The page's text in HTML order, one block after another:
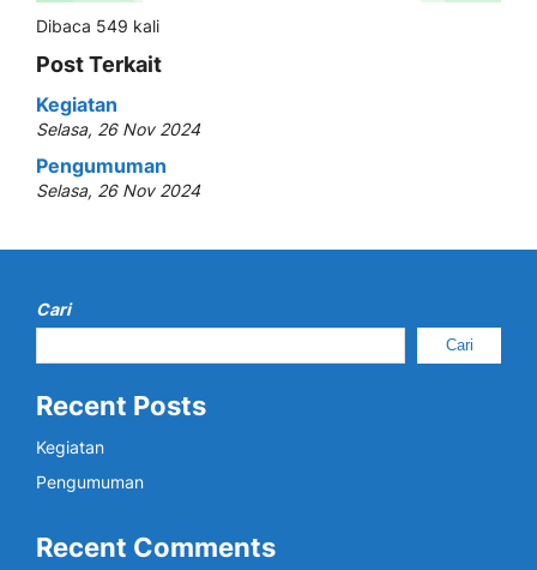
Dibaca 549 kali
Post Terkait
Kegiatan
Selasa, 26 Nov 2024
Pengumuman
Selasa, 26 Nov 2024
Cari
Cari
Recent Posts
Kegiatan
Pengumuman
Recent Comments